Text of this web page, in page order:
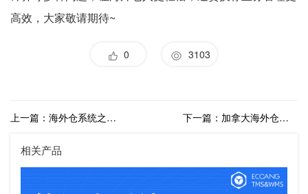
高效，大家敬请期待~
0 3103
上一篇：海外仓系统之欧美海外仓管理解决方案 下一篇：加拿大海外仓怎么做？如何盈利？
相关产品